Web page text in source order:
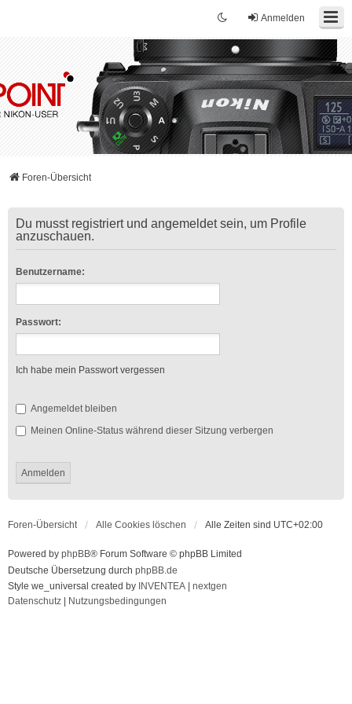
Anmelden
Foren-Übersicht
Du musst registriert und angemeldet sein, um Profile
anzuschauen.
Benutzername:
Passwort:
Ich habe mein Passwort vergessen
Angemeldet bleiben
Meinen Online-Status während dieser Sitzung verbergen
Foren-Übersicht Alle Cookies löschen Alle Zeiten sind UTC+02:00
Powered by phpBB® Forum Software © phpBB Limited
Deutsche Übersetzung durch phpBB.de
Style we_universal created by INVENTEA
nextgen
Datenschutz
Nutzungsbedingungen